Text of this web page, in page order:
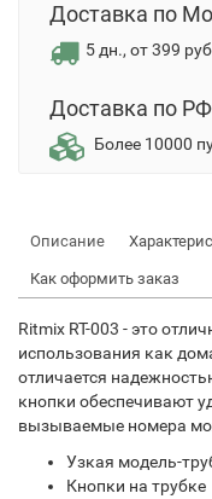
Доставка по
5 дн., от 399
Доставка по РФ
Более 10000
Описание
Как оформить заказ
Ritmix RT-003 - это
использования как
отличается
кнопки обеспечивают
вызываемые номера
Узкая модель-
Кнопки на трубке